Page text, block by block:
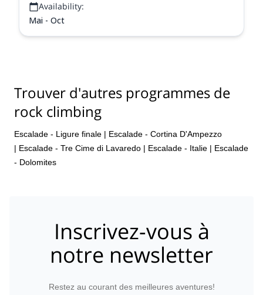
Availability:
Mai - Oct
Trouver d'autres programmes de
rock climbing
Escalade - Ligure finale | Escalade - Cortina D'Ampezzo
| Escalade - Tre Cime di Lavaredo | Escalade - Italie | Escalade
- Dolomites
Inscrivez-vous à
notre newsletter
Restez au courant des meilleures aventures!